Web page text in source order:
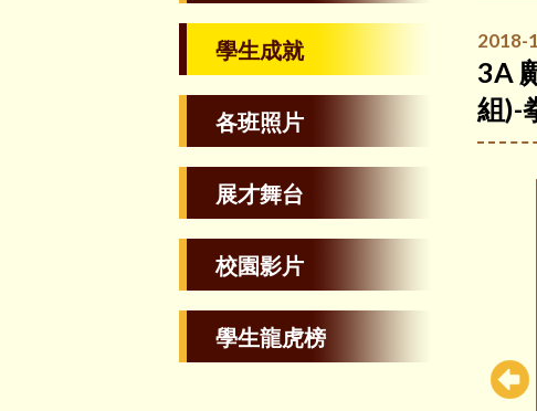
學生成就
各班照片
展才舞台
校園影片
學生龍虎榜
2018-
3A
組)-